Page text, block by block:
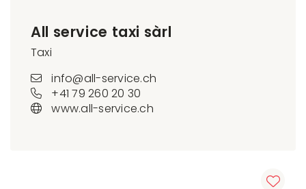
All service taxi sàrl
Taxi
info@all-service.ch
+41 79 260 20 30
www.all-service.ch